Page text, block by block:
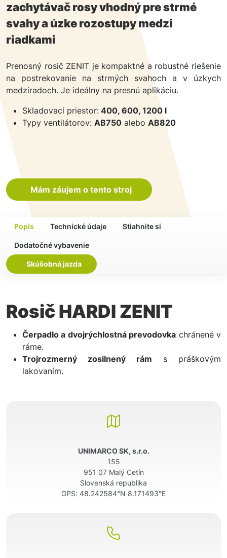
zachytávač rosy vhodný pre strmé
svahy a úzke rozostupy medzi
riadkami
Prenosný rosič ZENIT je kompaktné a robustné riešenie
na postrekovanie na strmých svahoch a v úzkych
medziradoch. Je ideálny na presnú aplikáciu.
Skladovací priestor: 400, 600, 1200 l
Typy ventilátorov: AB750 alebo AB820
Mám záujem o tento stroj
Popis Technické údaje Stiahnite si
Dodatočné vybavenie
Skúšobná jazda
Rosič HARDI ZENIT
Čerpadlo a dvojrýchlostná prevodovka chránené v
ráme.
Trojrozmerný zosilnený rám s práškovým
lakovaním.
UNIMARCO SK, s.r.o.
155
951 07 Malý Cetín
Slovenská republika
GPS: 48.242584°N 8.171493°E